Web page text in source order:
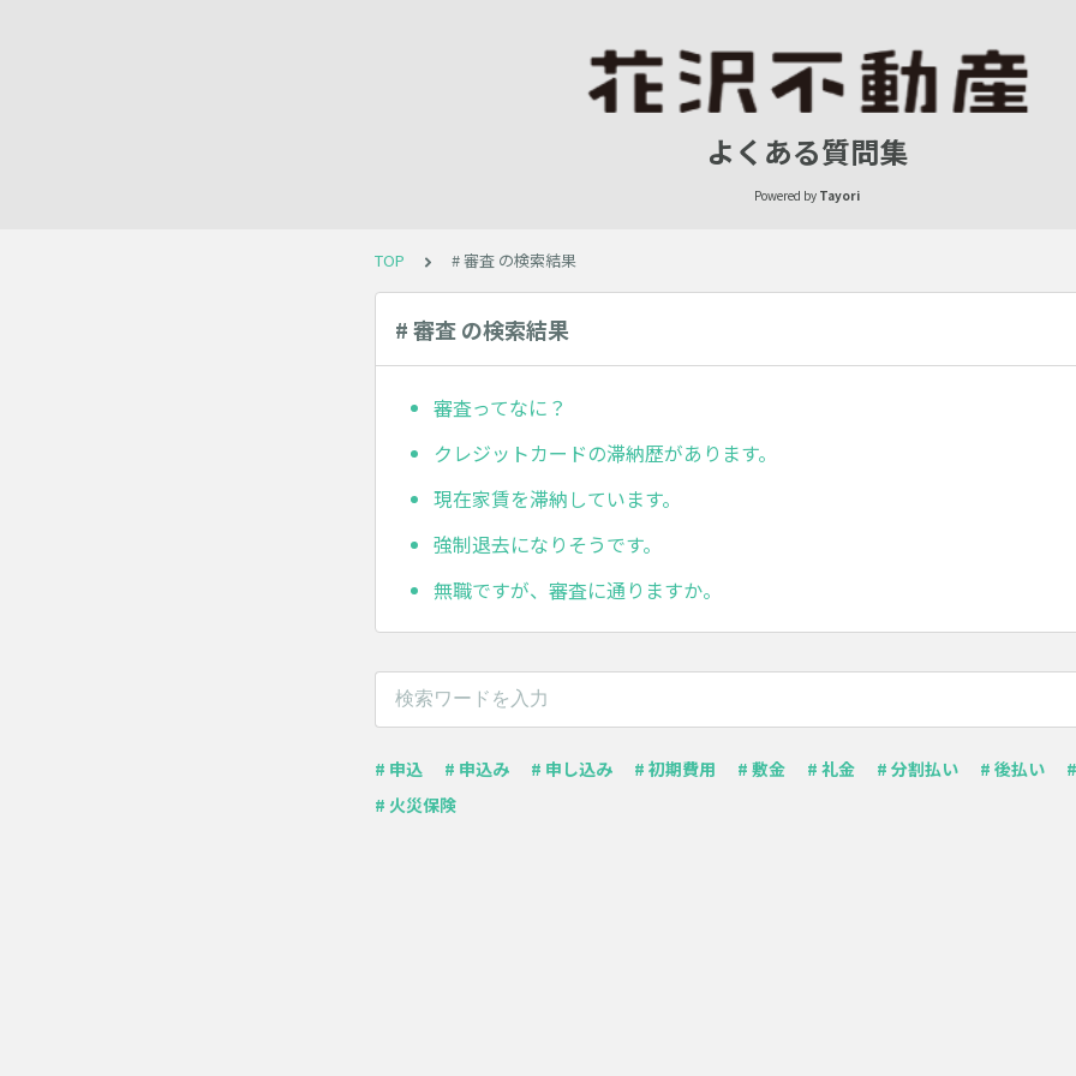
よくある質問集
Powered by Tayori
TOP # 審査 の検索結果
# 審査 の検索結果
審査ってなに？
クレジットカードの滞納歴があります。
現在家賃を滞納しています。
強制退去になりそうです。
無職ですが、審査に通りますか。
# 申込 # 申込み # 申し込み # 初期費用 # 敷金 # 礼金 # 分割払い # 後払い
# 火災保険